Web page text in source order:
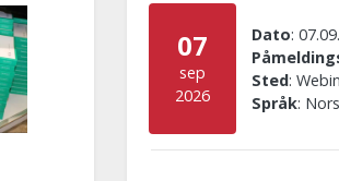
07
sep
2026
Dato:
Sted:
Språk: